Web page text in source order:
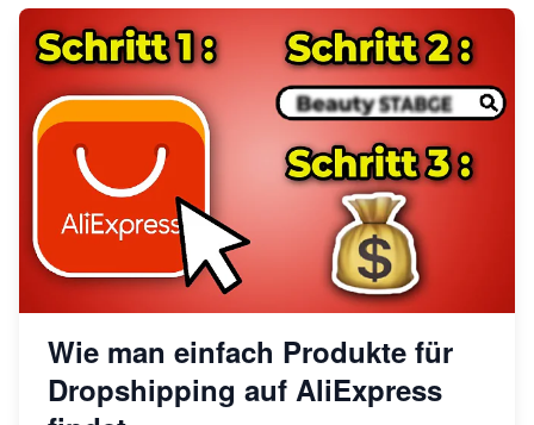
Wie man einfach Produkte für
Dropshipping auf AliExpress